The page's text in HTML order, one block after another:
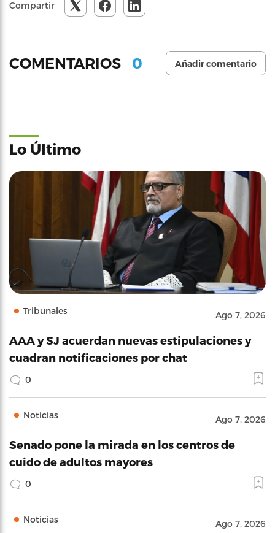
Compartir
COMENTARIOS 0 Añadir comentario
Lo Último
Tribunales Ago 7, 2026
AAA y SJ acuerdan nuevas estipulaciones y
cuadran notificaciones por chat
0
Noticias Ago 7, 2026
Senado pone la mirada en los centros de
cuido de adultos mayores
0
Noticias Ago 7, 2026